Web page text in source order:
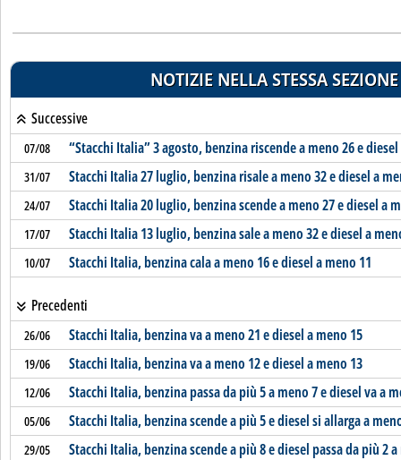
NOTIZIE NELLA STESSA SEZIONE
Successive
07/08 “Stacchi Italia” 3 agosto, benzina riscende a meno 26 e
31/07 Stacchi Italia 27 luglio, benzina risale a meno 32 e diesel a
24/07 Stacchi Italia 20 luglio, benzina scende a meno 27 e diesel a
17/07 Stacchi Italia 13 luglio, benzina sale a meno 32 e diesel a
10/07 Stacchi Italia, benzina cala a meno 16 e diesel a meno 11
Precedenti
26/06 Stacchi Italia, benzina va a meno 21 e diesel a meno 15
19/06 Stacchi Italia, benzina va a meno 12 e diesel a meno 13
12/06 Stacchi Italia, benzina passa da più 5 a meno 7 e diesel va a
05/06 Stacchi Italia, benzina scende a più 5 e diesel si allarga a
29/05 Stacchi Italia, benzina scende a più 8 e diesel passa da più 2